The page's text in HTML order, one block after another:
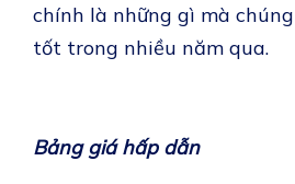
chính là những gì mà
tốt trong nhiều năm qua.
Bảng giá hấp dẫn